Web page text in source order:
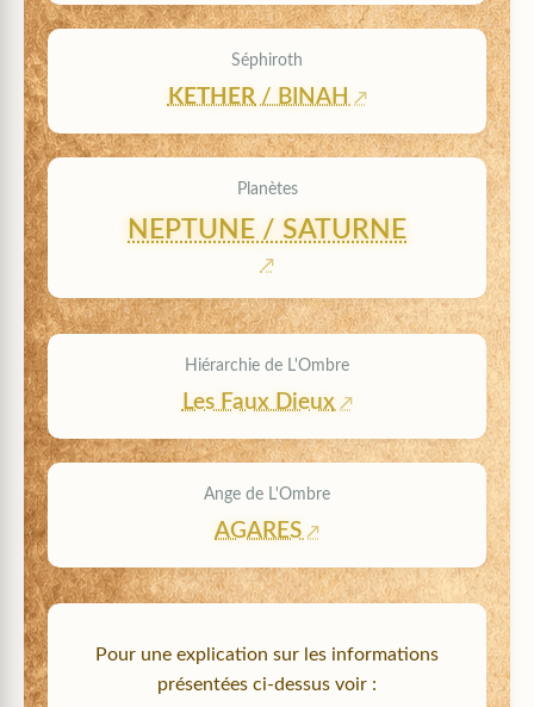
Séphiroth
KETHER/ BINAH
Planètes
NEPTUNE / SATURNE
Hiérarchie de L'Ombre
Les Faux Dieux
Ange de L'Ombre
AGARES
Pour une explication sur les informations
présentées ci-dessus voir :